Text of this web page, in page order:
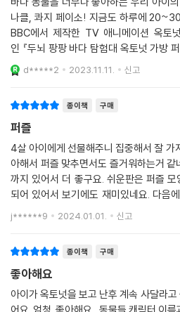
나클, 콰지 페이소! 지금도 하루에 20~30분
BBC에서 제작한 TV 애니메이션 옥토
인 『두뇌 팡팡 바다 탐험대 옥토넛 가방
다. 아이들이 매우 좋아하는 바나클, 페이소, 그리고 바다동물들과 퍼즐놀
이를 하면서 아주
d*****2 2023.11.11. 신고
종이책 구매
퍼즐
4살 아이에게 선물해주니 집중해서 잘 가
아해서 퍼즐 맞추면서도 즐거워하는거
까지 있어서 더 좋구요. 쉬운판은 퍼즐
되어 있어서 보기에도 재미있네요. 다음
야겠어요. 반복해서 맞추니까 금방 익숙
라구요. 아무튼 잘
j******9 2024.01.01. 신고
종이책 구매
좋아해요
아이가 옥토넛을 보고 난후 계속 사달라